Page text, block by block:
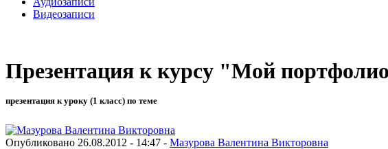
Видеозаписи
Презентация к курсу "Мой
презентация к уроку (1 класс) по теме
Опубликовано 26.08.2012 - 14:47 - Мазурова Валентина Викторовна